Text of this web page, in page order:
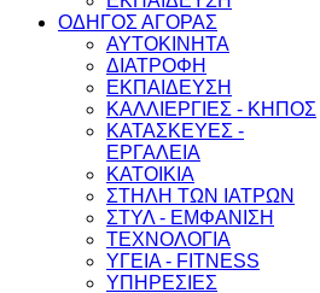
ΟΔΗΓΟΣ ΑΓΟΡΑΣ
ΑΥΤΟΚΙΝΗΤΑ
ΔΙΑΤΡΟΦΗ
ΕΚΠΑΙΔΕΥΣΗ
ΚΑΛΛΙΕΡΓΙΕΣ - ΚΗΠΟΣ
ΚΑΤΑΣΚΕΥΕΣ -
ΕΡΓΑΛΕΙΑ
ΚΑΤΟΙΚΙΑ
ΣΤΗΛΗ ΤΩΝ ΙΑΤΡΩΝ
ΣΤΥΛ - ΕΜΦΑΝΙΣΗ
ΤΕΧΝΟΛΟΓΙΑ
ΥΓΕΙΑ - FITNESS
ΥΠΗΡΕΣΙΕΣ